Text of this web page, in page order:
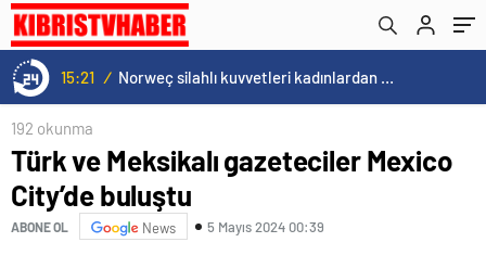
15:21 / Norweç silahlı kuvvetleri kadınlardan oluşan özel kuvvetler eğitimlerini başlattı.
192 okunma
Türk ve Meksikalı gazeteciler Mexico
City’de buluştu
ABONE OL News 5 Mayıs 2024 00:39